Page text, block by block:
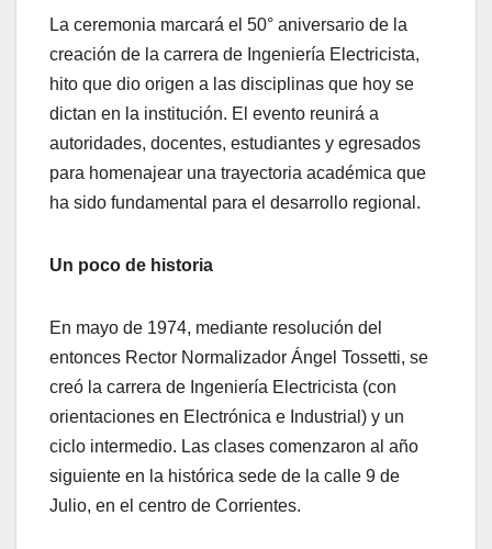
La ceremonia marcará el 50° aniversario de la
creación de la carrera de Ingeniería Electricista,
hito que dio origen a las disciplinas que hoy se
dictan en la institución. El evento reunirá a
autoridades, docentes, estudiantes y egresados
para homenajear una trayectoria académica que
ha sido fundamental para el desarrollo regional.
Un poco de historia
En mayo de 1974, mediante resolución del
entonces Rector Normalizador Ángel Tossetti, se
creó la carrera de Ingeniería Electricista (con
orientaciones en Electrónica e Industrial) y un
ciclo intermedio. Las clases comenzaron al año
siguiente en la histórica sede de la calle 9 de
Julio, en el centro de Corrientes.